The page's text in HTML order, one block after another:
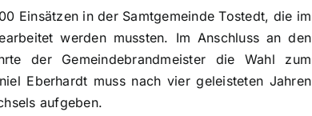
Einsätzen in der Samtgemeinde Tostedt, die im
werden mussten. Im Anschluss an den
der Gemeindebrandmeister die Wahl zum
Eberhardt muss nach vier geleisteten Jahren
aufgeben.